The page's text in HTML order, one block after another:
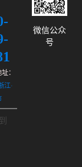
：
江·
微信公众
号